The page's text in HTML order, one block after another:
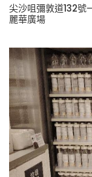
尖沙咀彌敦道132號
麗華廣場